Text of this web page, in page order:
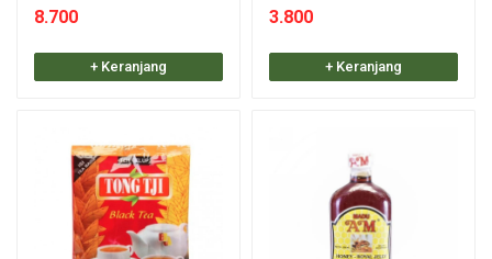
8.700
+ Keranjang
3.800
+ Keranjang